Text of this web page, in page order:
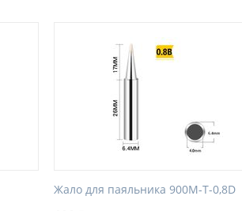
Жало для паяльника 900M-T-0,8D